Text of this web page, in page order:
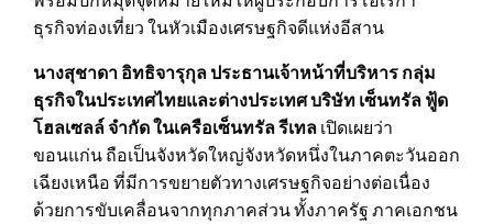
ธุรกิจท่องเที่ยว ในหัวเมืองเศรษฐกิจดีแห่งอีสาน
นางสุชาดา อิทธิจารุกุล ประธานเจ้าหน้าที่บริหาร กลุ่ม
ธุรกิจในประเทศไทยและต่างประเทศ บริษัท เซ็นทรัล ฟู้ด
โฮลเซลล์ จำกัด ในเครือเซ็นทรัล รีเทล เปิดเผยว่า
ขอนแก่น ถือเป็นจังหวัดใหญ่จังหวัดหนึ่งในภาคตะวันออก
เฉียงเหนือ ที่มีการขยายตัวทางเศรษฐกิจอย่างต่อเนื่อง
ด้วยการขับเคลื่อนจากทุกภาคส่วน ทั้งภาครัฐ ภาคเอกชน